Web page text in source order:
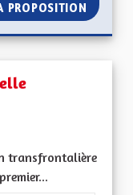
PROPOSITION UNE
transfrontalière